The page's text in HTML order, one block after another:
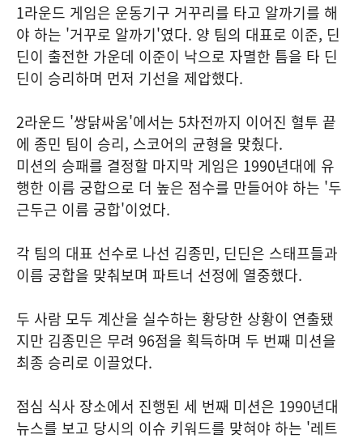
1라운드 게임은 운동기구 거꾸리를 타고 알까기를 해
야 하는 '거꾸로 알까기'였다. 양 팀의 대표로 이준, 딘
딘이 출전한 가운데 이준이 낙으로 자멸한 틈을 타 딘
딘이 승리하며 먼저 기선을 제압했다.
2라운드 '쌍닭싸움'에서는 5차전까지 이어진 혈투 끝
에 종민 팀이 승리, 스코어의 균형을 맞췄다.
미션의 승패를 결정할 마지막 게임은 1990년대에 유
행한 이름 궁합으로 더 높은 점수를 만들어야 하는 '두
근두근 이름 궁합'이었다.
각 팀의 대표 선수로 나선 김종민, 딘딘은 스태프들과
이름 궁합을 맞춰보며 파트너 선정에 열중했다.
두 사람 모두 계산을 실수하는 황당한 상황이 연출됐
지만 김종민은 무려 96점을 획득하며 두 번째 미션을
최종 승리로 이끌었다.
점심 식사 장소에서 진행된 세 번째 미션은 1990년대
뉴스를 보고 당시의 이슈 키워드를 맞혀야 하는 '레트